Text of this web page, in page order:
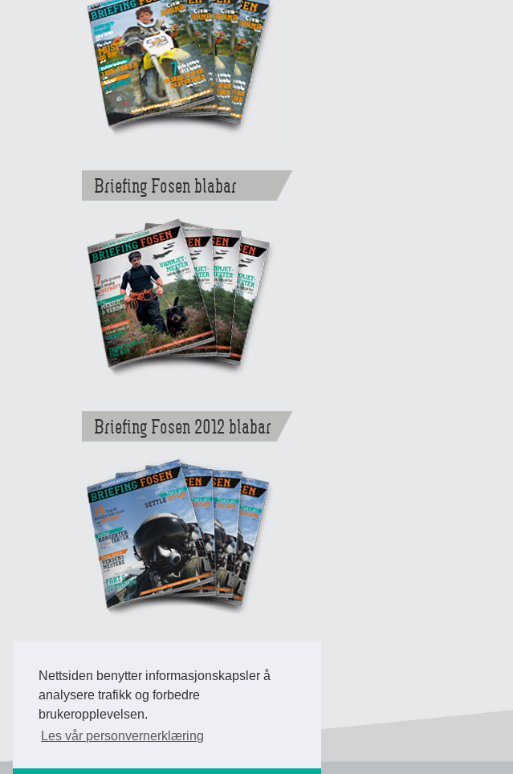
Nettsiden benytter informasjonskapsler å
analysere trafikk og forbedre
brukeropplevelsen.
Les vår personvernerklæring
Briefing Fosen blabar
Briefing Fosen 2012 blabar
Back to Top